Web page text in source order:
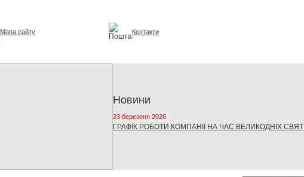
Мапа сайту Контакти
Новини
23 березеня 2026
ГРАФІК РОБОТИ КОМПАНІЇ НА ЧАС ВЕЛИКОДНІХ СВЯТ